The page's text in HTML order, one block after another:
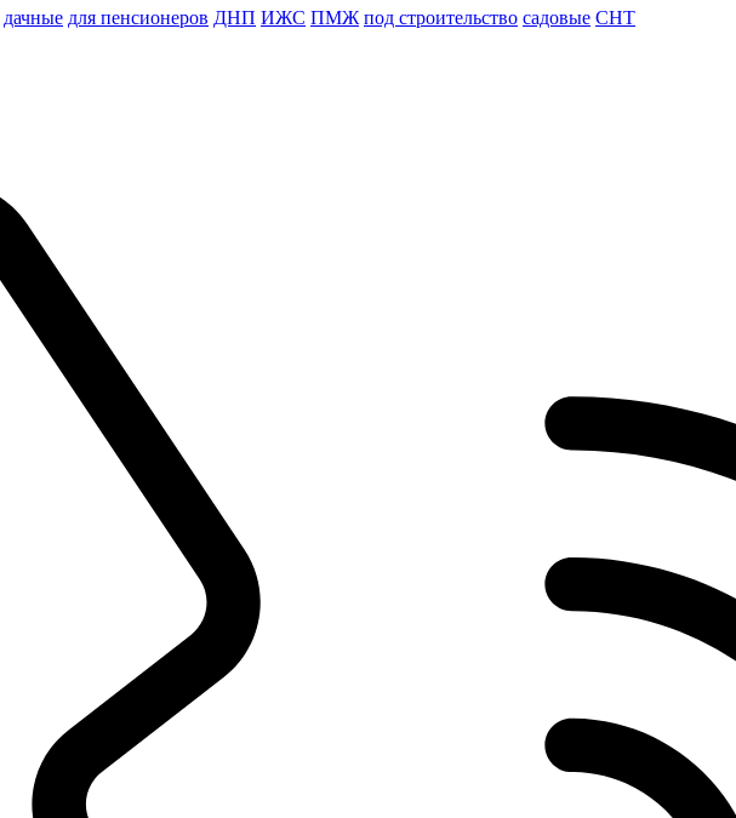
дачные для пенсионеров ДНП ИЖС ПМЖ под строительство садовые СНТ